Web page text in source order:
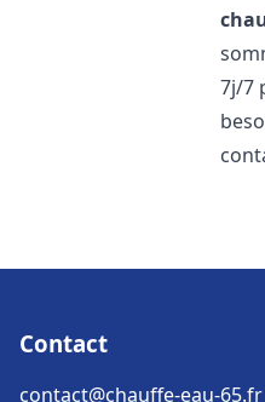
7j/7
Contact
contact@chauffe-eau-65.fr